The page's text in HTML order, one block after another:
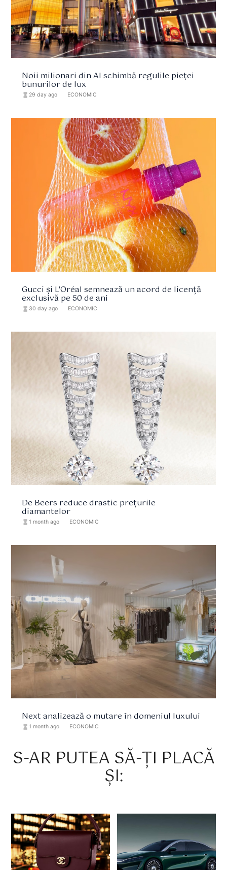
Noii milionari din AI schimbă regulile pieţei
bunurilor de lux
hourglass_full 29 day ago ECONOMIC
Gucci și L'Oréal semnează un acord de licență
exclusivă pe 50 de ani
hourglass_full 30 day ago ECONOMIC
De Beers reduce drastic prețurile
diamantelor
hourglass_full 1 month ago ECONOMIC
Next analizează o mutare în domeniul luxului
hourglass_full 1 month ago ECONOMIC
S-AR PUTEA SĂ-ȚI PLACĂ
ȘI: